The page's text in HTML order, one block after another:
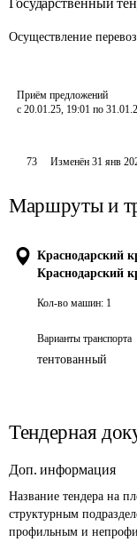
Государственный
Осуществление
Приём предложений
с 20.01.25, 19:01 по
73 Изменён31 янв
Маршруты и
Краснодарский
Краснодарский
Кол-во машин: 1
Варианты транспорта
тентованный
Тендерная
Доп. информация
Название тендера на
структурным
профильным и